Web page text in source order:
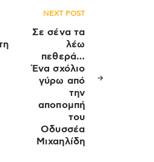
NEXT POST
Σε σένα τα
λέω
πεθερά…
Ένα σχόλιο
γύρω από
την
αποπομπή
του
Οδυσσέα
Μιχαηλίδη